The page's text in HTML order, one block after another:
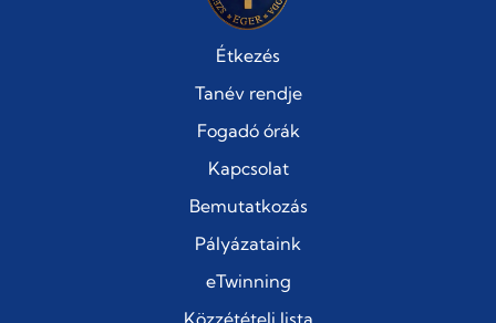
Étkezés
Tanév rendje
Fogadó órák
Kapcsolat
Bemutatkozás
Pályázataink
eTwinning
Közzétételi lista